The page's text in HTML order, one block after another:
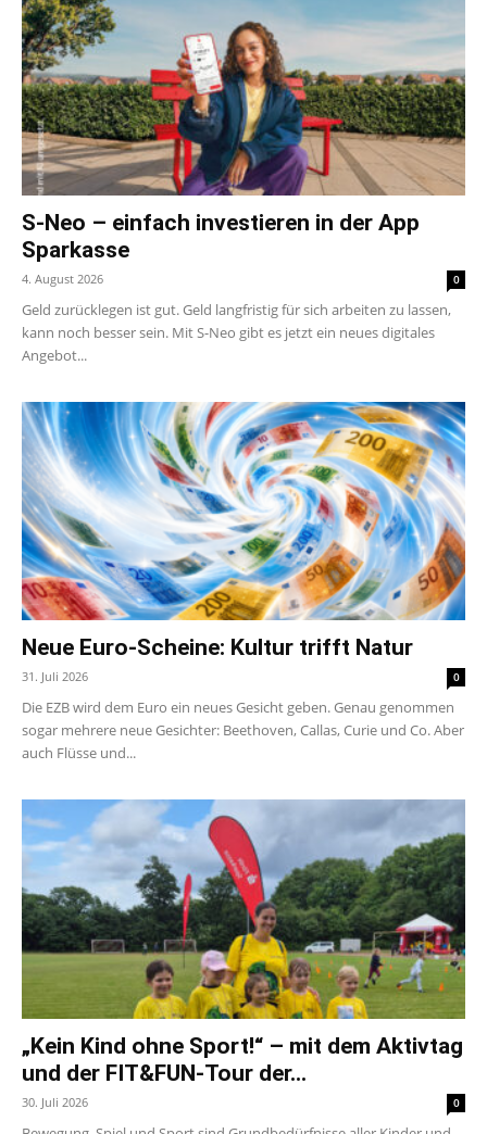
S-Neo – einfach investieren in der App
Sparkasse
4. August 2026 0
Geld zurücklegen ist gut. Geld langfristig für sich arbeiten zu lassen,
kann noch besser sein. Mit S-Neo gibt es jetzt ein neues digitales
Angebot...
Neue Euro-Scheine: Kultur trifft Natur
31. Juli 2026 0
Die EZB wird dem Euro ein neues Gesicht geben. Genau genommen
sogar mehrere neue Gesichter: Beethoven, Callas, Curie und Co. Aber
auch Flüsse und...
„Kein Kind ohne Sport!“ – mit dem Aktivtag
und der FIT&FUN-Tour der...
30. Juli 2026 0